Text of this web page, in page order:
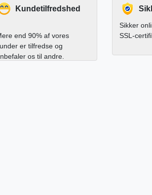
Kundetilfredshed
end 90% af vores
er tilfredse og
os til andre.
Sikker
SSL-